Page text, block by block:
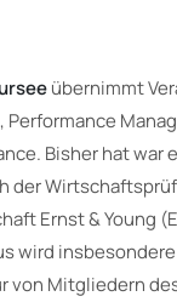
übernimmt
Performance
Bisher hat war
der
Ernst & Young
wird
von Mitgliedern